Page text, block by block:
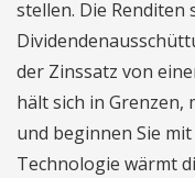
stellen. Die Renditen
der Zinssatz von
hält sich in Grenzen,
und beginnen Sie
Technologie wärmt